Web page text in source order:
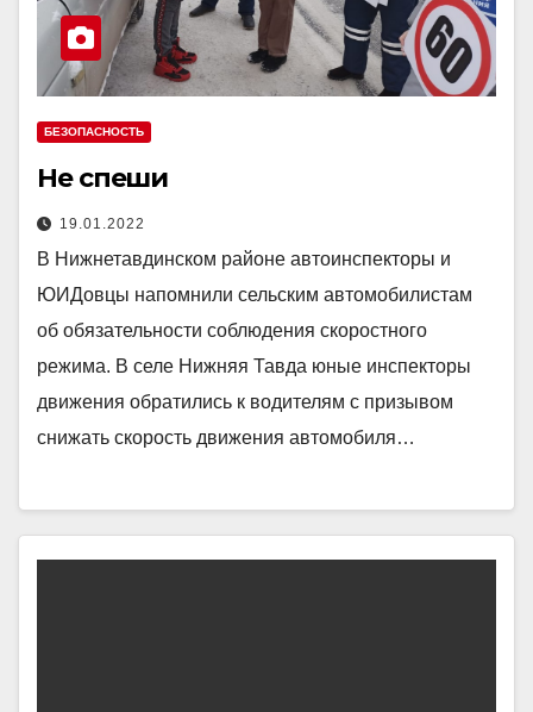
БЕЗОПАСНОСТЬ
Не спеши
19.01.2022
В Нижнетавдинском районе автоинспекторы и
ЮИДовцы напомнили сельским автомобилистам
об обязательности соблюдения скоростного
режима. В селе Нижняя Тавда юные инспекторы
движения обратились к водителям с призывом
снижать скорость движения автомобиля…